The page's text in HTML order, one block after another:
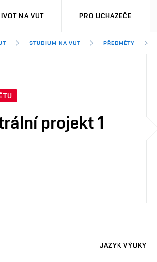
NA VUT PRO UCHAZEČE
STUDIUM NA VUT PŘEDMĚTY
projekt 1
JAZYK VÝUKY